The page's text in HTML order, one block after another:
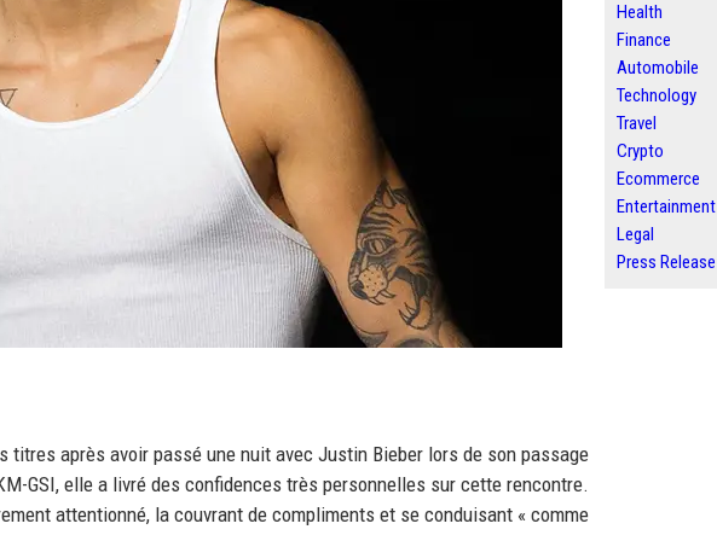
titres après avoir passé une nuit avec Justin Bieber lors de son passage
GSI, elle a livré des confidences très personnelles sur cette rencontre.
attentionné, la couvrant de compliments et se conduisant « comme
Health
Finance
Automobile
Technology
Travel
Crypto
Ecommerce
Entertainment
Legal
Press Release